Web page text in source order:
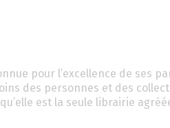
pour l’excellence de ses
des personnes et des
est la seule librairie